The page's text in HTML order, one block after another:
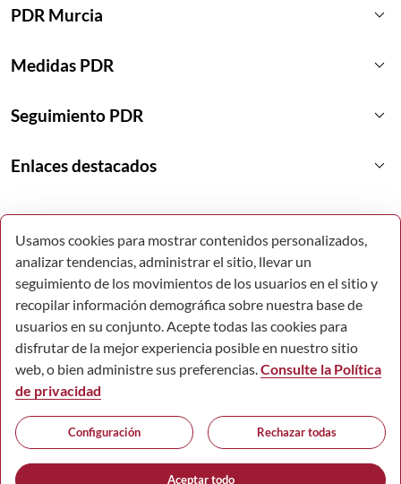
PDR Murcia keyboard_arrow_down
Medidas PDR keyboard_arrow_down
Seguimiento PDR keyboard_arrow_down
Enlaces destacados keyboard_arrow_down
© Todos los derechos reservados.
Comunidad Autónoma de la Región de Murcia.
Usamos cookies para mostrar contenidos personalizados,
analizar tendencias, administrar el sitio, llevar un
seguimiento de los movimientos de los usuarios en el sitio y
recopilar información demográfica sobre nuestra base de
usuarios en su conjunto. Acepte todas las cookies para
disfrutar de la mejor experiencia posible en nuestro sitio
web, o bien administre sus preferencias.Consulte la Política
de privacidad
Configuración
Aceptar todo
Rechazar todas